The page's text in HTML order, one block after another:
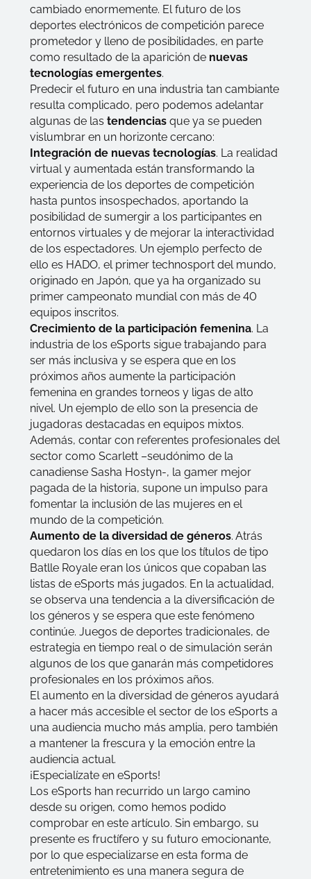
cambiado enormemente. El futuro de los
deportes electrónicos de competición parece
prometedor y lleno de posibilidades, en parte
como resultado de la aparición de nuevas
tecnologías emergentes.
Predecir el futuro en una industria tan cambiante
resulta complicado, pero podemos adelantar
algunas de lastendencias que ya se pueden
vislumbrar en un horizonte cercano:
Integración de nuevas tecnologías. La realidad
virtual y aumentada están transformando la
experiencia de los deportes de competición
hasta puntos insospechados, aportando la
posibilidad de sumergir a los participantes en
entornos virtuales y de mejorar la interactividad
de los espectadores. Un ejemplo perfecto de
ello es HADO, el primer technosport del mundo,
originado en Japón, que ya ha organizado su
primer campeonato mundial con más de 40
equipos inscritos.
Crecimiento de la participación femenina. La
industria de los eSports sigue trabajando para
ser más inclusiva y se espera que en los
próximos años aumente la participación
femenina en grandes torneos y ligas de alto
nivel. Un ejemplo de ello son la presencia de
jugadoras destacadas en equipos mixtos.
Además, contar con referentes profesionales del
sector como Scarlett –seudónimo de la
canadiense Sasha Hostyn-, la gamer mejor
pagada de la historia, supone un impulso para
fomentar la inclusión de las mujeres en el
mundo de la competición.
Aumento de la diversidad de géneros. Atrás
quedaron los días en los que los títulos de tipo
Batlle Royale eran los únicos que copaban las
listas de eSports más jugados. En la actualidad,
se observa una tendencia a la diversificación de
los géneros y se espera que este fenómeno
continúe. Juegos de deportes tradicionales, de
estrategia en tiempo real o de simulación serán
algunos de los que ganarán más competidores
profesionales en los próximos años.
El aumento en la diversidad de géneros ayudará
a hacer más accesible el sector de los eSports a
una audiencia mucho más amplia, pero también
a mantener la frescura y la emoción entre la
audiencia actual.
¡Especialízate en eSports!
Los eSports han recurrido un largo camino
desde su origen, como hemos podido
comprobar en este artículo. Sin embargo, su
presente es fructífero y su futuro emocionante,
por lo que especializarse en esta forma de
entretenimiento es una manera segura de